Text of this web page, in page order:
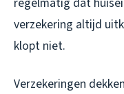
verzekering altijd
klopt niet.
Verzekeringen